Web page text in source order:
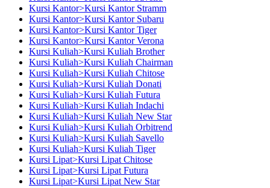
Kursi Kantor>Kursi Kantor Stramm
Kursi Kantor>Kursi Kantor Subaru
Kursi Kantor>Kursi Kantor Tiger
Kursi Kantor>Kursi Kantor Verona
Kursi Kuliah>Kursi Kuliah Brother
Kursi Kuliah>Kursi Kuliah Chairman
Kursi Kuliah>Kursi Kuliah Chitose
Kursi Kuliah>Kursi Kuliah Donati
Kursi Kuliah>Kursi Kuliah Futura
Kursi Kuliah>Kursi Kuliah Indachi
Kursi Kuliah>Kursi Kuliah New Star
Kursi Kuliah>Kursi Kuliah Orbitrend
Kursi Kuliah>Kursi Kuliah Savello
Kursi Kuliah>Kursi Kuliah Tiger
Kursi Lipat>Kursi Lipat Chitose
Kursi Lipat>Kursi Lipat Futura
Kursi Lipat>Kursi Lipat New Star